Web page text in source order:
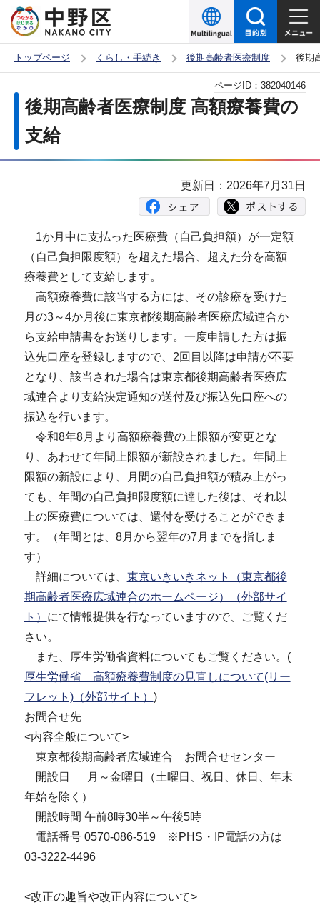
の
ー
トップページ くらし・手続き 後期高齢者医療制度 後期
か
後期高齢者医療制度 高額療養費の
支給
ページID： 382040146
更新日：2026年7月31日
1か月中に支払った医療費（自己負担額）が一定額
（自己負担限度額）を超えた場合、超えた分を高額
療養費として支給します。
高額療養費に該当する方には、その診療を受けた
月の3～4か月後に東京都後期高齢者医療広域連合か
ら支給申請書をお送りします。一度申請した方は振
込先口座を登録しますので、2回目以降は申請が不要
となり、該当された場合は東京都後期高齢者医療広
域連合より支給決定通知の送付及び振込先口座への
振込を行います。
令和8年8月より高額療養費の上限額が変更とな
り、あわせて年間上限額が新設されました。年間上
限額の新設により、月間の自己負担額が積み上がっ
ても、年間の自己負担限度額に達した後は、それ以
上の医療費については、還付を受けることができま
す。（年間とは、8月から翌年の7月までを指しま
す）
詳細については、 東京いきいきネット（東京都後
期高齢者医療広域連合のホームページ）（外部サイ
ト） にて情報提供を行なっていますので、ご覧くだ
さい。
また、厚生労働省資料についてもご覧ください。(
厚生労働省 高額療養費制度の見直しについて(リー
フレット)（外部サイト） )
お問合せ先
<内容全般について>
東京都後期高齢者広域連合 お問合せセンター
開設日 月～金曜日（土曜日、祝日、休日、年末
年始を除く）
開設時間 午前8時30半～午後5時
電話番号 0570-086-519 ※PHS・IP電話の方は
03-3222-4496
<改正の趣旨や改正内容について>